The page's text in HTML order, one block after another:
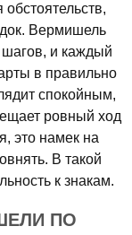
Вермишель
шагов, и каждый
в правильно
спокойным,
ровный ход
это намек на
В такой
к знакам.
ПО